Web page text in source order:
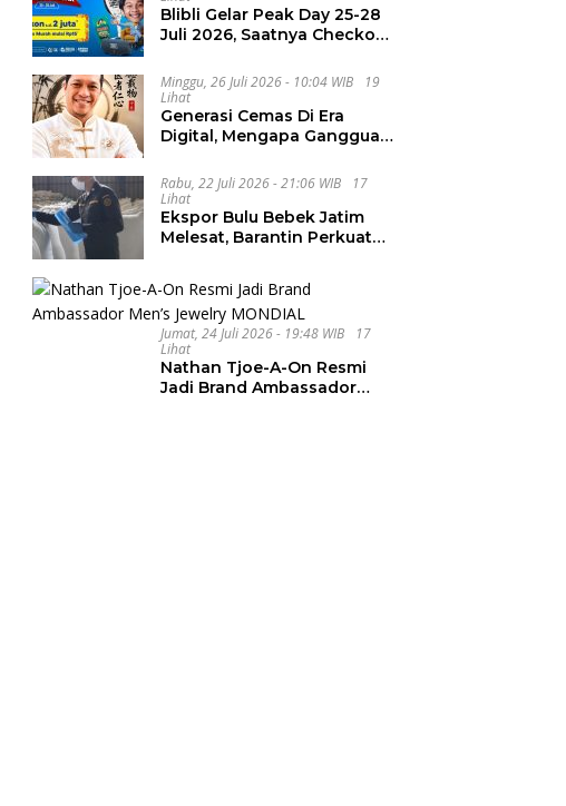
Blibli Gelar Peak Day 25-28
Juli 2026, Saatnya Checkout
Minggu, 26 Juli 2026 - 10:04 WIB
19
Lihat
Generasi Cemas Di Era
Digital, Mengapa Gangguan
Meningkat
Rabu, 22 Juli 2026 - 21:06 WIB
17
Lihat
Ekspor Bulu Bebek Jatim
Melesat, Barantin Perkuat
Jumat, 24 Juli 2026 - 19:48 WIB
17
Lihat
Nathan Tjoe-A-On Resmi
Jadi Brand Ambassador